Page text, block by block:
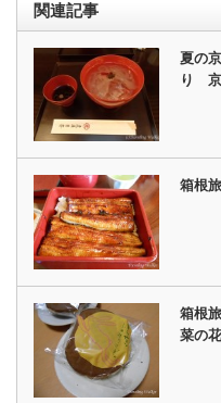
関連記事
夏の
り
箱根
箱根
菜の